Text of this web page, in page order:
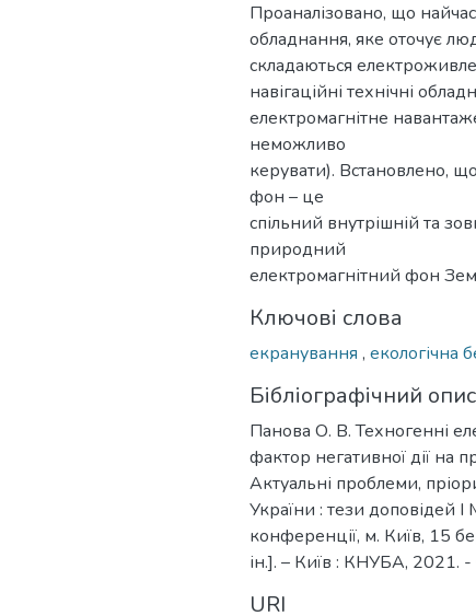
Проаналізовано, що
обладнання, яке оточує
складаються
навігаційні технічні
електромагнітне
неможливо
керувати). Встановлено,
фон – це
спільний внутрішній та
природний
електромагнітний фон
Ключові слова
екранування , екологічна
Бібліографічний опис
Панова О. В. Техногенні
фактор негативної дії на
Актуальні проблеми,
України : тези доповідей
конференції, м. Київ, 15
ін.]. – Київ : КНУБА, 2021. -
URI